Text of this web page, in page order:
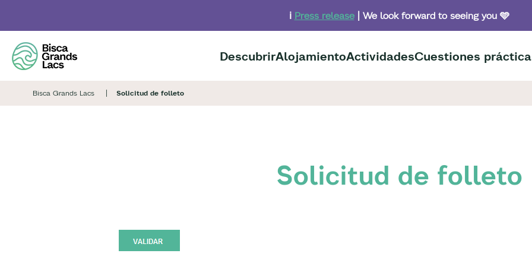
main
content
ℹ️ Press release| We look forward to seeing you 🩵
DescubrirAlojamientoActividadesCuestiones
Bisca Grands Lacs Solicitud de folleto
Solicitud de folleto